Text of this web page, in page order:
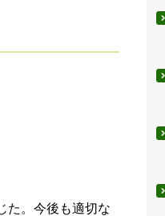
た。今後も適切な